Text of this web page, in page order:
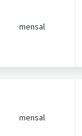
mensal
mensal